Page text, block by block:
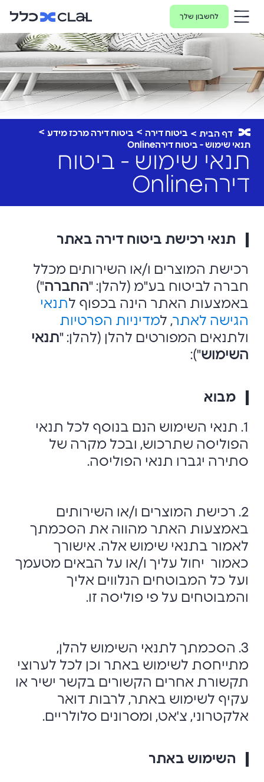
לחשבון שלך
דף הבית ביטוח דירה
ביטוח דירה מרכז מידע
תנאי שימוש - ביטוח דירהOnline
תנאי שימוש - ביטוח
דירהOnline
תנאי רכישת ביטוח דירה באתר
רכישת המוצרים ו/או השירותים מכלל
חברה לביטוח בע"מ (להלן: "החברה")
באמצעות האתר הינה בכפוף לתנאי
הגישה לאתר, למדיניות הפרטיות
ולתנאים המפורטים להלן (להלן: "תנאי
השימוש"):
מבוא
1. תנאי השימוש הנם בנוסף לכל תנאי
הפוליסה שתרכוש, ובכל מקרה של
סתירה יגברו תנאי הפוליסה.
2. רכישת המוצרים ו/או השירותים
באמצעות האתר מהווה את הסכמתך
לאמור בתנאי שימוש אלה. אישורך
כאמור יחול עליך ו/או על הבאים מטעמך
ועל כל המבוטחים הנלווים אליך
והמבוטחים על פי פוליסה זו.
3. הסכמתך לתנאי השימוש להלן,
מתייחסת לשימוש באתר וכן לכל לערוצי
תקשורת אחרים הקשורים בקשר ישיר או
עקיף לשימוש באתר, לרבות דואר
אלקטרוני, צ'אט, ומסרונים סלולריים.
השימוש באתר